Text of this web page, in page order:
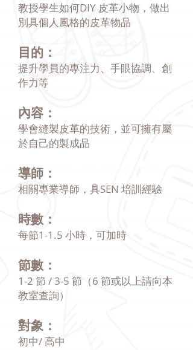
教授學生如何DIY 皮革小物，做出
別具個人風格的皮革物品
目的：
提升學員的專注力、手眼協調、創
作力等
內容：
學會縫製皮革的技術，並可擁有屬
於自己的製成品
導師：
相關專業導師，具SEN 培訓經驗
時數：
每節1-1.5 小時，可加時
節數：
1-2 節 / 3-5 節（6 節或以上請向本
教室查詢）
對象：
初中/ 高中